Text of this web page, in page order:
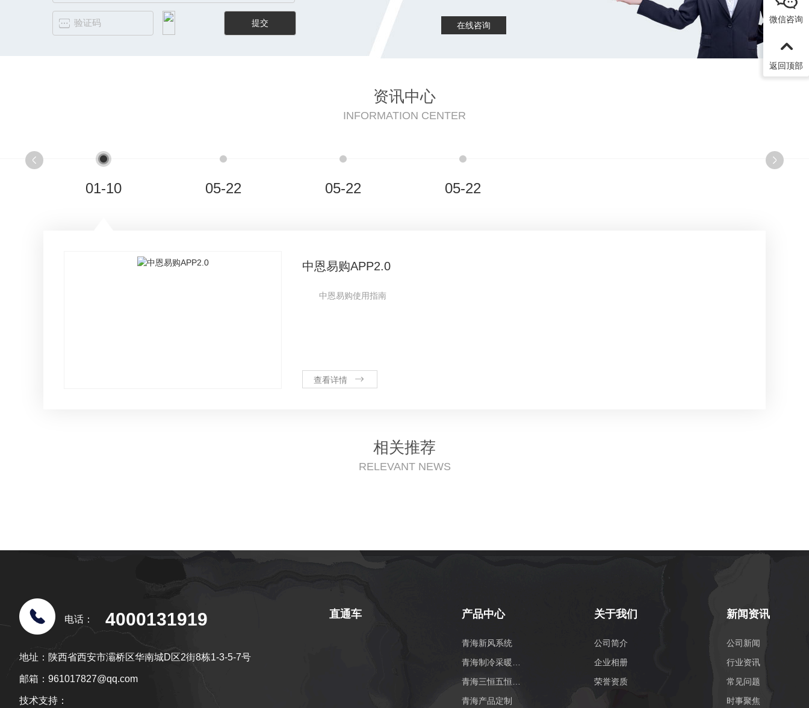
在线咨询
资讯中心
INFORMATION CENTER
01-10 05-22 05-22 05-22
中恩易购APP2.0
中恩易购使用指南
查看详情
相关推荐
RELEVANT NEWS
电话： 4000131919
地址：陕西省西安市灞桥区华南城D区2街8栋1-3-5-7号
邮箱：961017827@qq.com
技术支持：
直通车 产品中心
青海新风系统
青海产品定制
关于我们
公司简介
企业相册
荣誉资质
新闻资讯
公司新闻
行业资讯
常见问题
时事聚焦
微信咨询
返回顶部